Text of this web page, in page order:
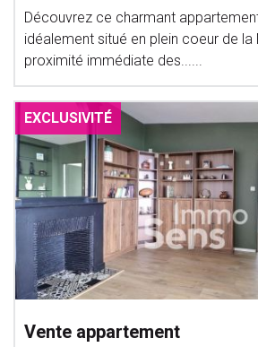
Découvrez ce charmant
idéalement situé en plein coeur de la
proximité immédiate des......
EXCLUSIVITÉ
Vente appartement